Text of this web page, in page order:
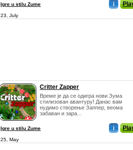
Igre u stilu Zume i
23, July
Critter Zapper
Време је да се одигра нови Зума
стилизован авантуру! Данас вам
нудимо створење Заппер, веома
забаван и зара...
Igre u stilu Zume i
25, May